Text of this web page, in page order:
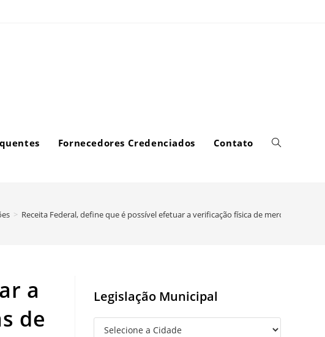
Fornecedores Credenciados Contato
> Receita Federal, define que é possível efetuar a verificação física de mercadorias
a
de
Legislação Municipal